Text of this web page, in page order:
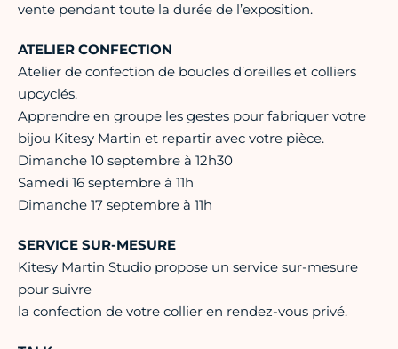
vente pendant toute la durée de l’exposition.
ATELIER CONFECTION
Atelier de confection de boucles d’oreilles et colliers
upcyclés.
Apprendre en groupe les gestes pour fabriquer votre
bijou Kitesy Martin et repartir avec votre pièce.
Dimanche 10 septembre à 12h30
Samedi 16 septembre à 11h
Dimanche 17 septembre à 11h
SERVICE SUR-MESURE
Kitesy Martin Studio propose un service sur-mesure
pour suivre
la confection de votre collier en rendez-vous privé.